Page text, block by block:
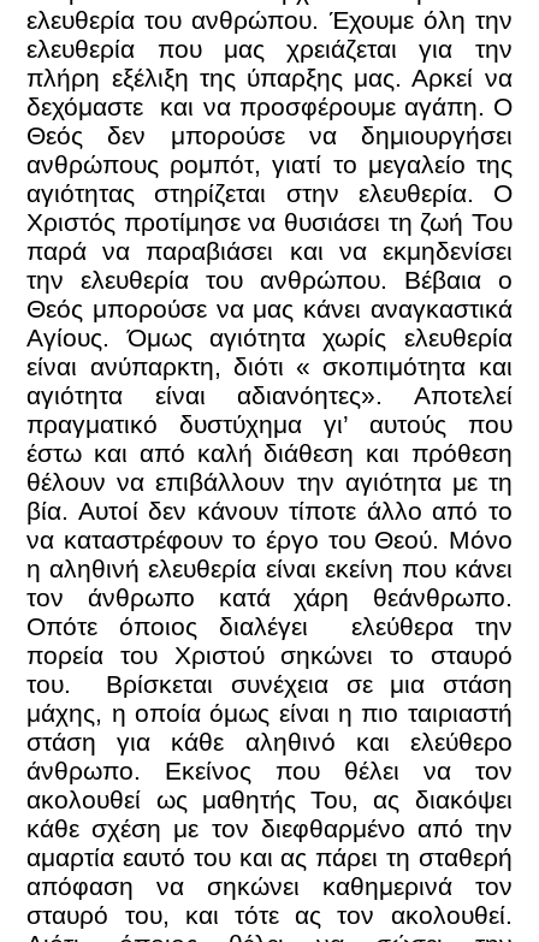
ελευθερία του ανθρώπου. Έχουμε όλη την
ελευθερία που μας χρειάζεται για την
πλήρη εξέλιξη της ύπαρξης μας. Αρκεί να
δεχόμαστε και να προσφέρουμε αγάπη. Ο
Θεός δεν μπορούσε να δημιουργήσει
ανθρώπους ρομπότ, γιατί το μεγαλείο της
αγιότητας στηρίζεται στην ελευθερία. Ο
Χριστός προτίμησε να θυσιάσει τη ζωή Του
παρά να παραβιάσει και να εκμηδενίσει
την ελευθερία του ανθρώπου. Βέβαια ο
Θεός μπορούσε να μας κάνει αναγκαστικά
Αγίους. Όμως αγιότητα χωρίς ελευθερία
είναι ανύπαρκτη, διότι « σκοπιμότητα και
αγιότητα είναι αδιανόητες». Αποτελεί
πραγματικό δυστύχημα γι’ αυτούς που
έστω και από καλή διάθεση και πρόθεση
θέλουν να επιβάλλουν την αγιότητα με τη
βία. Αυτοί δεν κάνουν τίποτε άλλο από το
να καταστρέφουν το έργο του Θεού. Μόνο
η αληθινή ελευθερία είναι εκείνη που κάνει
τον άνθρωπο κατά χάρη θεάνθρωπο.
Οπότε όποιος διαλέγει ελεύθερα την
πορεία του Χριστού σηκώνει το σταυρό
του. Βρίσκεται συνέχεια σε μια στάση
μάχης, η οποία όμως είναι η πιο ταιριαστή
στάση για κάθε αληθινό και ελεύθερο
άνθρωπο. Εκείνος που θέλει να τον
ακολουθεί ως μαθητής Του, ας διακόψει
κάθε σχέση με τον διεφθαρμένο από την
αμαρτία εαυτό του και ας πάρει τη σταθερή
απόφαση να σηκώνει καθημερινά τον
σταυρό του, και τότε ας τον ακολουθεί.